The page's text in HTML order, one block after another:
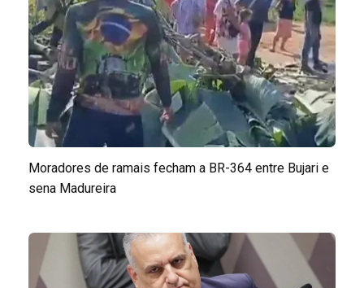
Moradores de ramais fecham a BR-364 entre Bujari e
sena Madureira